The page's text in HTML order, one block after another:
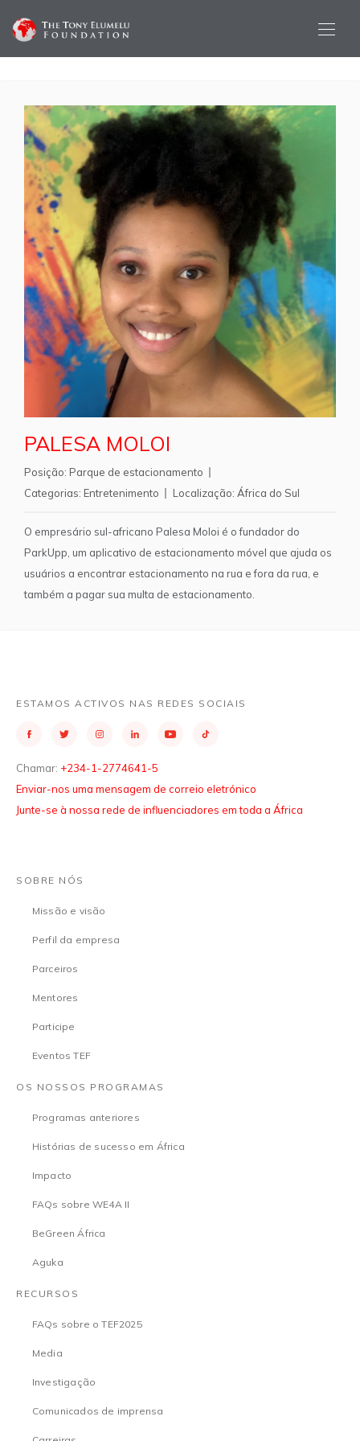
PALESA MOLOI
Posição: Parque de estacionamento
Categorias: Entretenimento Localização: África do Sul
O empresário sul-africano Palesa Moloi é o fundador do
ParkUpp, um aplicativo de estacionamento móvel que ajuda os
usuários a encontrar estacionamento na rua e fora da rua, e
também a pagar sua multa de estacionamento.
ESTAMOS ACTIVOS NAS REDES SOCIAIS
Chamar: +234-1-2774641-5
Enviar-nos uma mensagem de correio eletrónico
Junte-se à nossa rede de influenciadores em toda a África
SOBRE NÓS
Missão e visão
Perfil da empresa
Parceiros
Mentores
Participe
Eventos TEF
OS NOSSOS PROGRAMAS
Programas anteriores
Histórias de sucesso em África
Impacto
FAQs sobre WE4A II
BeGreen África
Aguka
RECURSOS
FAQs sobre o TEF2025
Media
Investigação
Comunicados de imprensa